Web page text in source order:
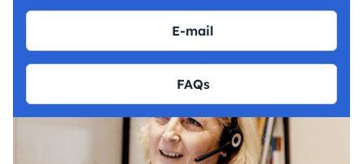
E-mail
FAQs